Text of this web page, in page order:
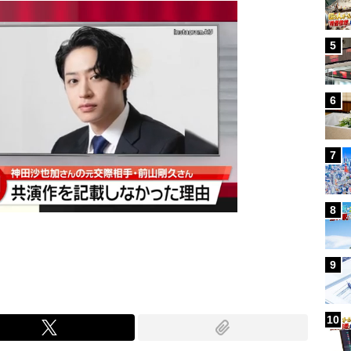
5
6
7
8
9
10